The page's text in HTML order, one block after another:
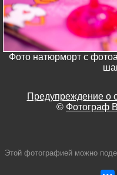
Фото натюрморт с
Предупреждение о
© Фотограф
Этой фотографией можно